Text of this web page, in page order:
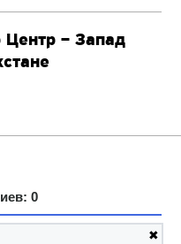
– Запад
0
✖